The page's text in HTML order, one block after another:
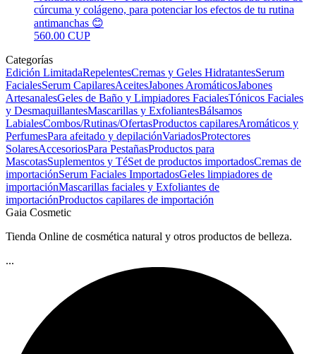
cúrcuma y colágeno, para potenciar los efectos de tu rutina
antimanchas 😊
560.00 CUP
Categorías
Edición LimitadaRepelentesCremas y Geles HidratantesSerum
FacialesSerum CapilaresAceitesJabones AromáticosJabones
ArtesanalesGeles de Baño y Limpiadores FacialesTónicos Faciales
y DesmaquillantesMascarillas y ExfoliantesBálsamos
LabialesCombos/Rutinas/OfertasProductos capilaresAromáticos y
PerfumesPara afeitado y depilaciónVariadosProtectores
SolaresAccesoriosPara PestañasProductos para
MascotasSuplementos y TéSet de productos importadosCremas de
importaciónSerum Faciales ImportadosGeles limpiadores de
importaciónMascarillas faciales y Exfoliantes de
importaciónProductos capilares de importación
Gaia Cosmetic
Tienda Online de cosmética natural y otros productos de belleza.
...